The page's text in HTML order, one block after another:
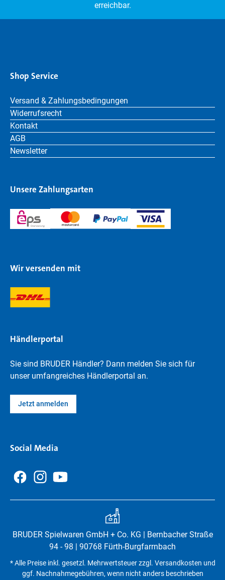
erreichbar.
Shop Service
Versand & Zahlungsbedingungen
Widerrufsrecht
Kontakt
AGB
Newsletter
Unsere Zahlungsarten
Wir versenden mit
Händlerportal
Sie sind BRUDER Händler? Dann melden Sie sich für
unser umfangreiches Händlerportal an.
Jetzt anmelden
Social Media
BRUDER Spielwaren GmbH + Co. KG | Bernbacher Straße
94 - 98 | 90768 Fürth-Burgfarrnbach
* Alle Preise inkl. gesetzl. Mehrwertsteuer zzgl. Versandkosten und
ggf. Nachnahmegebühren, wenn nicht anders beschrieben